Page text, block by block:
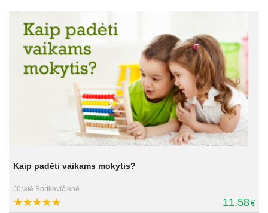
Kaip padėti vaikams mokytis?
Jūratė Bortkevičienė
11.58€